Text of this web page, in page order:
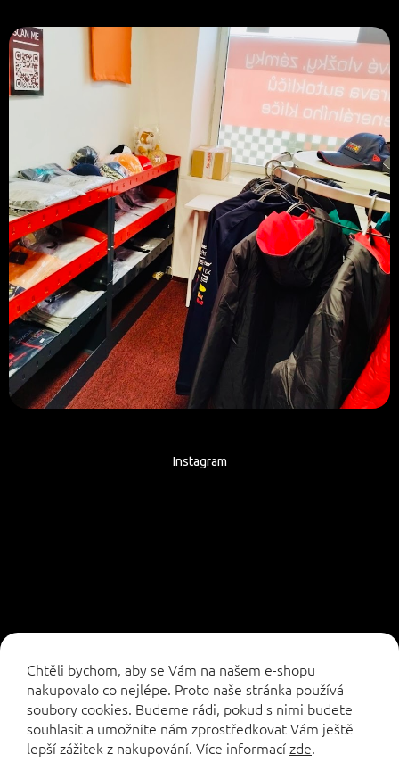
Chtěli bychom, aby se Vám na našem e-shopu
nakupovalo co nejlépe. Proto naše stránka používá
soubory cookies. Budeme rádi, pokud s nimi budete
souhlasit a umožníte nám zprostředkovat Vám ještě
lepší zážitek z nakupování. Více informacízde.
Instagram